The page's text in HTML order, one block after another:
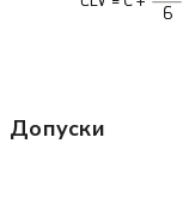
Допуски